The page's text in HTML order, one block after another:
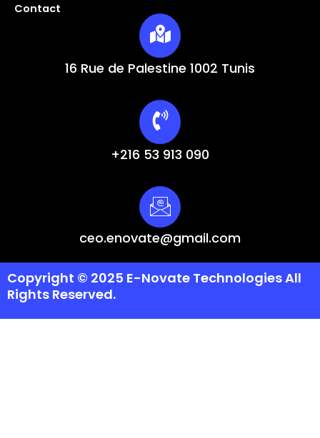
Contact
16 Rue de Palestine 1002 Tunis
+216 53 913 090
ceo.enovate@gmail.com
Copyright © 2025 E-Novate Technologies All
Rights Reserved.